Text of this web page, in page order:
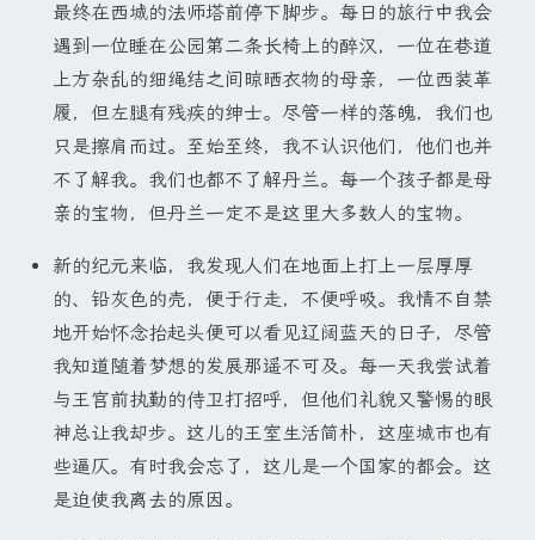
最终在西城的法师塔前停下脚步。每日的旅行中我会
遇到一位睡在公园第二条长椅上的醉汉，一位在巷道
上方杂乱的细绳结之间晾晒衣物的母亲，一位西装革
履，但左腿有残疾的绅士。尽管一样的落魄，我们也
只是擦肩而过。至始至终，我不认识他们，他们也并
不了解我。我们也都不了解丹兰。每一个孩子都是母
亲的宝物，但丹兰一定不是这里大多数人的宝物。
新的纪元来临，我发现人们在地面上打上一层厚厚
的、铅灰色的壳，便于行走，不便呼吸。我情不自禁
地开始怀念抬起头便可以看见辽阔蓝天的日子，尽管
我知道随着梦想的发展那遥不可及。每一天我尝试着
与王宫前执勤的侍卫打招呼，但他们礼貌又警惕的眼
神总让我却步。这儿的王室生活简朴，这座城市也有
些逼仄。有时我会忘了，这儿是一个国家的都会。这
是迫使我离去的原因。